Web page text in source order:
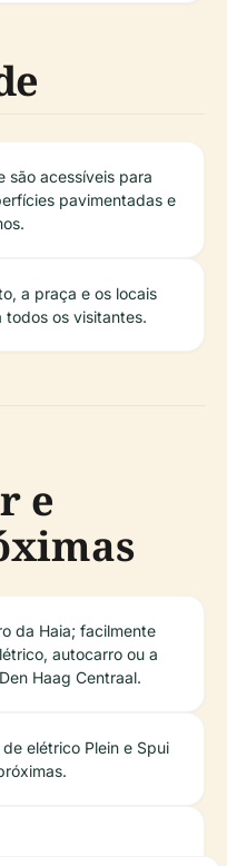
são acessíveis para
pavimentadas e
a praça e os locais
todos os visitantes.
e
da Haia; facilmente
autocarro ou a
Haag Centraal.
elétrico Plein e Spui